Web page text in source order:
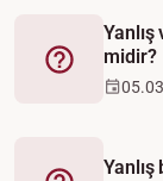
Fetva
midir?